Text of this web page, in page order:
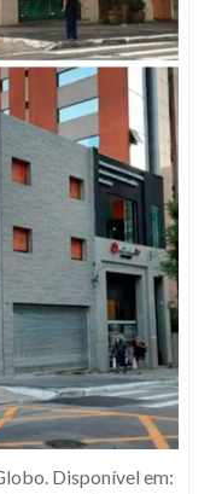
Disponível em: